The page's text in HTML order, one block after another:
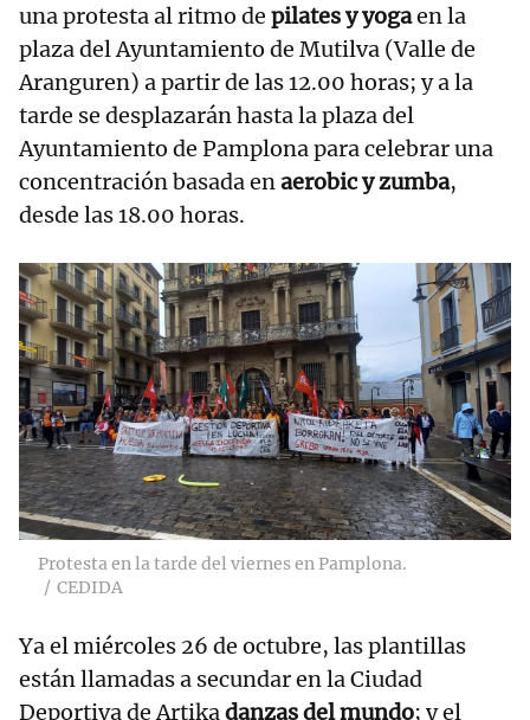
una protesta al ritmo de pilates y yogaen la
plaza del Ayuntamiento de Mutilva (Valle de
Aranguren) a partir de las 12.00 horas; y a la
tarde se desplazarán hasta la plaza del
Ayuntamiento de Pamplona para celebrar una
concentración basada en aerobic y zumba,
desde las 18.00 horas.
Protesta en la tarde del viernes en Pamplona.
CEDIDA
Ya el miércoles 26 de octubre, las plantillas
están llamadas a secundar en la Ciudad
Deportiva de Artika danzas del mundo; y el